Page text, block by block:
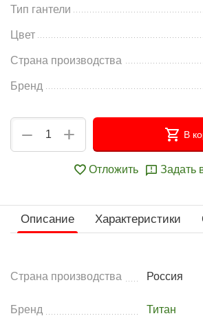
Тип гантели
Цвет
Страна производства
Бренд
+
− В
Отложить Задать
Описание Характеристики
Страна производства Россия
Бренд Титан